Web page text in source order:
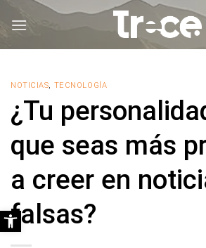
NOTICIAS, TECNOLOGÍA
¿Tu
que seas más
a creer en
falsas?
Abrir barra de herramientas